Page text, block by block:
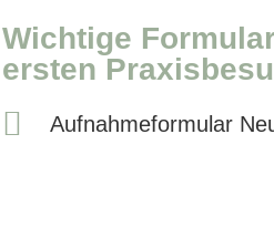
Wichtige
ersten
Aufnahmeformular